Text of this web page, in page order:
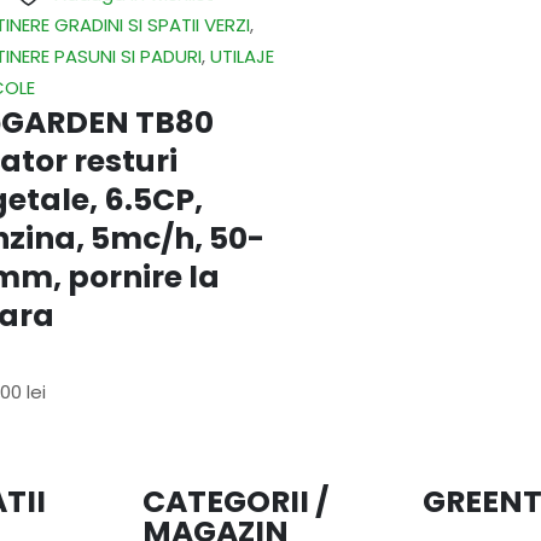
GRADINI SI SPATII VERZI,
PASUNI SI PADURI,UTILAJE
TB80
resturi
6.5CP,
5mc/h, 50-
pornire la
5 lei
CATEGORII /
MAGAZIN